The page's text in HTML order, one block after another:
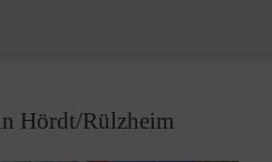
Hördt/Rülzheim